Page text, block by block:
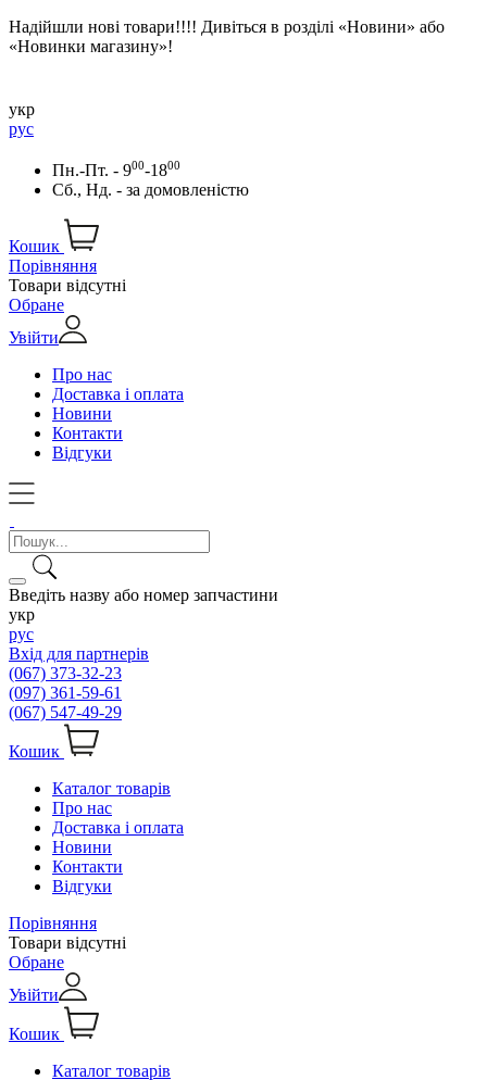
Надійшли нові товари!!!! Дивіться в розділі «Новини» або
«Новинки магазину»!
укр
рус
Пн.-Пт. - 900-1800
Сб., Нд. - за домовленістю
Кошик
Порівняння
Товари відсутні
Обране
Увійти
Про нас
Доставка і оплата
Новини
Контакти
Відгуки
Введіть назву або номер запчастини
укр
рус
Вхід для партнерів
(067) 373-32-23
(097) 361-59-61
(067) 547-49-29
Кошик
Каталог товарів
Про нас
Доставка і оплата
Новини
Контакти
Відгуки
Порівняння
Товари відсутні
Обране
Увійти
Кошик
Каталог товарів